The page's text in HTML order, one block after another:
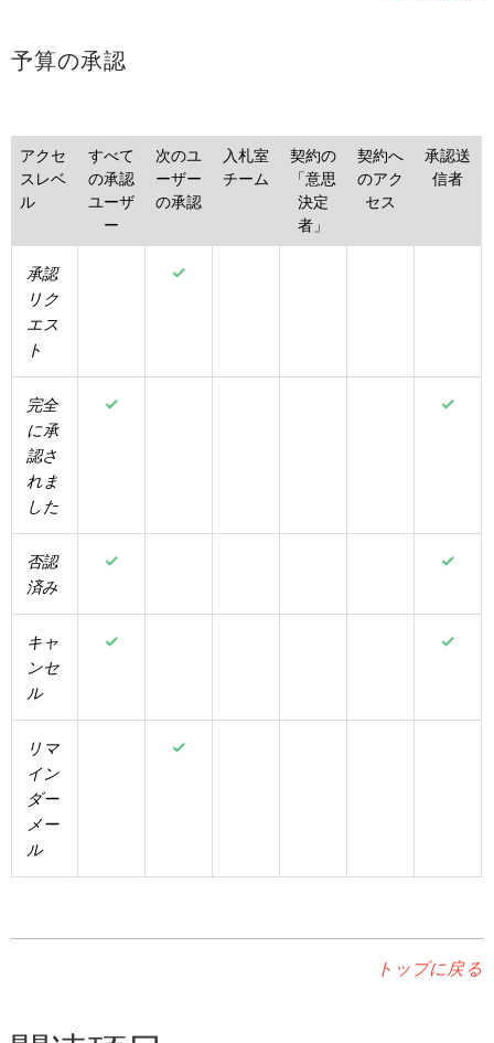
予算の承認
アクセ
スレベ
ル
すべて
の承認
ユーザ
ー
次のユ
ーザー
の承認
入札室
チーム
契約の
「意思
決定
者」
契約へ
のアク
セス
承認送
信者
承認
リク
エス
ト
完全
に承
認さ
れま
した
否認
済み
キャ
ンセ
ル
リマ
イン
ダー
メー
ル
トップに戻る